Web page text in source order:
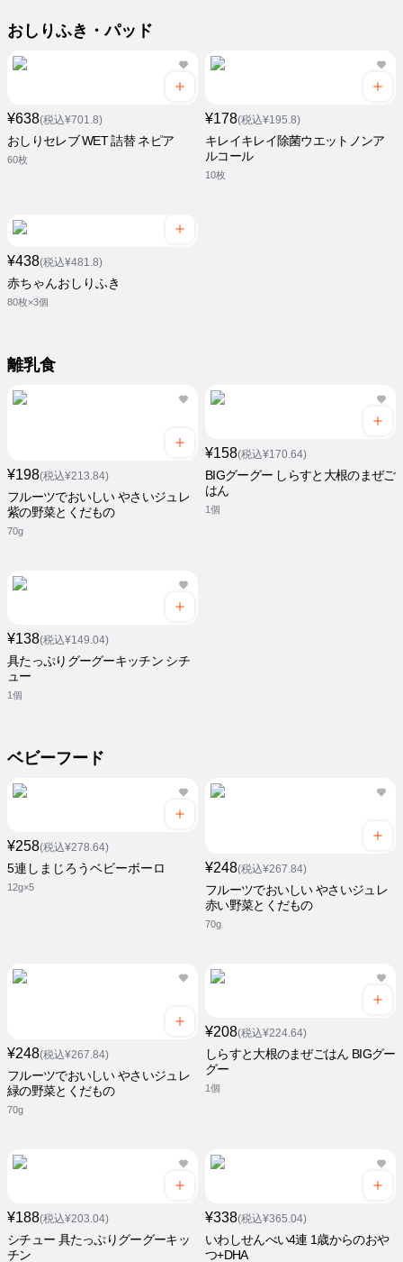
おしりふき・パッド
¥638(税込¥701.8)
おしりセレブ WET 詰替 ネピア
60枚
¥178(税込¥195.8)
キレイキレイ除菌ウエットノンア
ルコール
10枚
¥438(税込¥481.8)
赤ちゃんおしりふき
80枚×3個
離乳食
¥198(税込¥213.84)
フルーツでおいしい やさいジュレ
紫の野菜とくだもの
70g
¥158(税込¥170.64)
BIGグーグー しらすと大根のまぜご
はん
1個
¥138(税込¥149.04)
具たっぷりグーグーキッチン シチ
ュー
1個
ベビーフード
¥258(税込¥278.64)
5連しまじろうベビーボーロ
12g×5
¥248(税込¥267.84)
フルーツでおいしい やさいジュレ
赤い野菜とくだもの
70g
¥248(税込¥267.84)
フルーツでおいしい やさいジュレ
緑の野菜とくだもの
70g
¥208(税込¥224.64)
しらすと大根のまぜごはん BIGグー
グー
1個
¥188(税込¥203.04)
シチュー 具たっぷりグーグーキッ
チン
¥338(税込¥365.04)
いわしせんべい4連 1歳からのおや
つ+DHA